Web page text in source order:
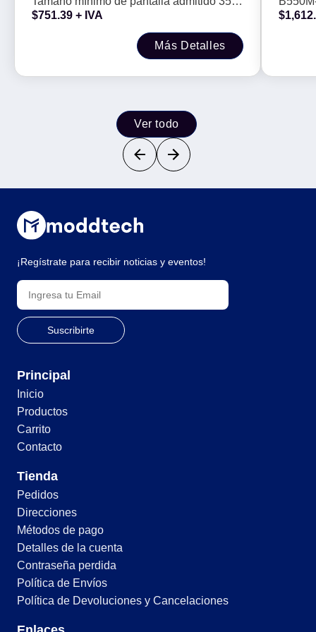
6 cm (14 pulgadas)
$751.39 + IVA
Más Detalles
$
Ver todo
¡Regístrate para recibir noticias y eventos!
Principal
Inicio
Productos
Carrito
Contacto
Tienda
Pedidos
Direcciones
Métodos de pago
Detalles de la cuenta
Contraseña perdida
Política de Envíos
Política de Devoluciones y Cancelaciones